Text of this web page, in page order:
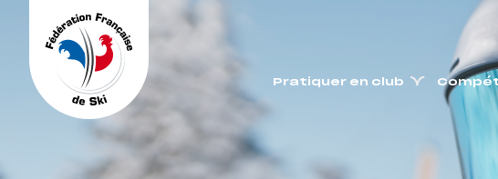
Pratiquer en club